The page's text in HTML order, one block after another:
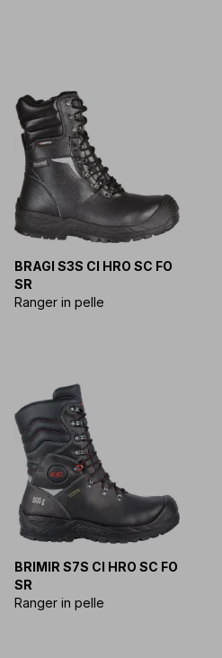
BRAGI S3S CI HRO SC FO
SR
Ranger in pelle
BRIMIR S7S CI HRO SC FO
SR
Ranger in pelle